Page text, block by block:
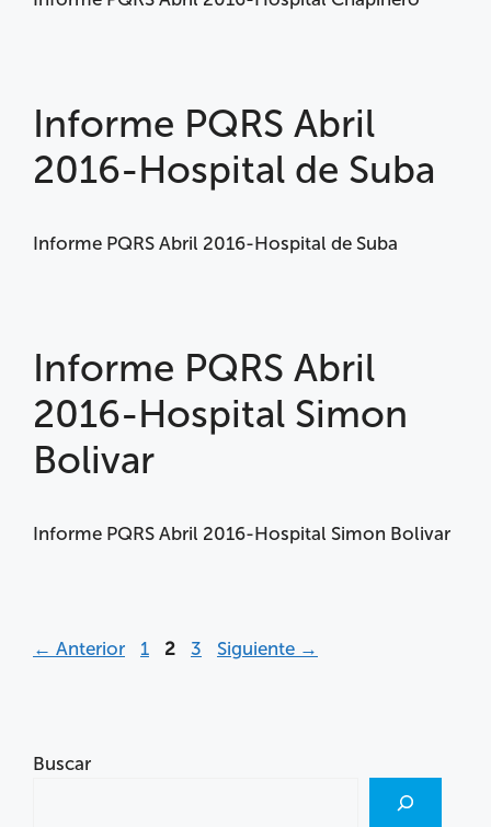
Informe PQRS Abril
2016-Hospital de Suba
Informe PQRS Abril 2016-Hospital de Suba
Informe PQRS Abril
2016-Hospital Simon
Bolivar
Informe PQRS Abril 2016-Hospital Simon Bolivar
← Anterior 1 2 3 Siguiente →
Buscar